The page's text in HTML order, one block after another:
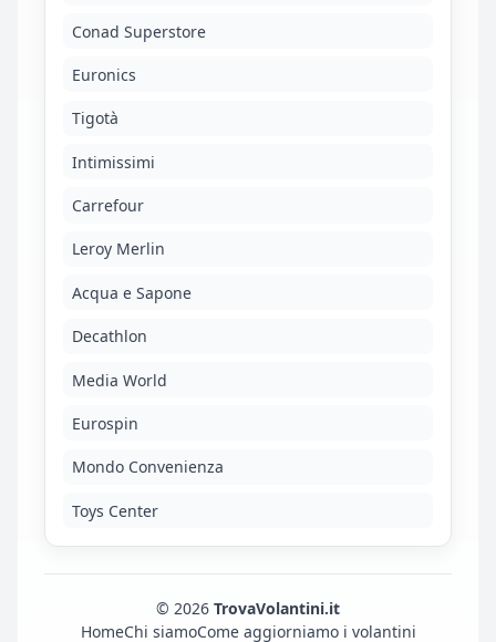
Conad Superstore
Euronics
Tigotà
Intimissimi
Carrefour
Leroy Merlin
Acqua e Sapone
Decathlon
Media World
Eurospin
Mondo Convenienza
Toys Center
© 2026 TrovaVolantini.it
HomeChi siamoCome aggiorniamo i volantini